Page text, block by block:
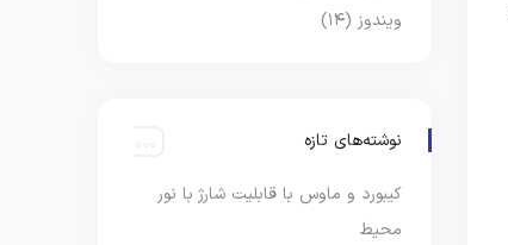
ویندوز (۱۴)
نوشته‌های تازه
کیبورد و ماوس با قابلیت شارژ با نور
محیط